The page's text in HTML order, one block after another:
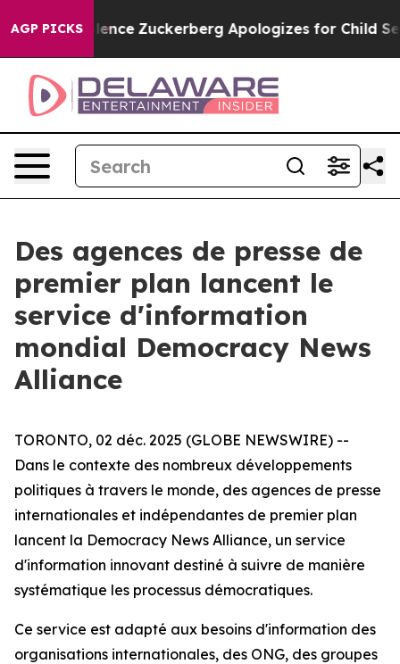
AGP PICKS
Violence Zuckerberg Apologizes for Child
Des agences de presse de
premier plan lancent le
service d'information
mondial Democracy News
Alliance
TORONTO, 02 déc. 2025 (GLOBE NEWSWIRE) --
Dans le contexte des nombreux développements
politiques à travers le monde, des agences de presse
internationales et indépendantes de premier plan
lancent la Democracy News Alliance, un service
d'information innovant destiné à suivre de manière
systématique les processus démocratiques.
Ce service est adapté aux besoins d'information des
organisations internationales, des ONG, des groupes